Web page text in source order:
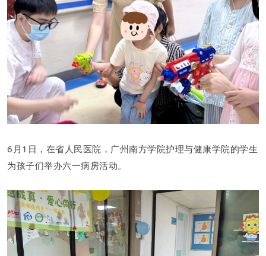
6月1日，在省人民医院，广州南方学院护理与健康学院的学生
为孩子们举办六一病房活动。